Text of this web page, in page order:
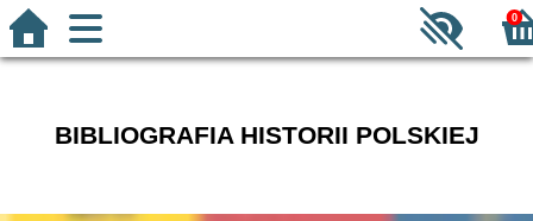
0
BIBLIOGRAFIA HISTORII POLSKIEJ